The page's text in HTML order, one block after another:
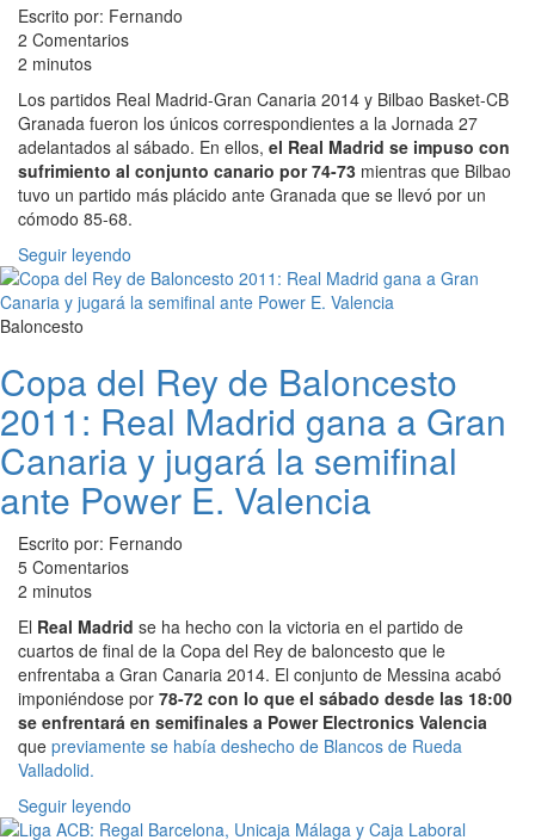
Escrito por: Fernando
2 Comentarios
2 minutos
Los partidos Real Madrid-Gran Canaria 2014 y Bilbao Basket-CB
Granada fueron los únicos correspondientes a la Jornada 27
adelantados al sábado. En ellos, el Real Madrid se impuso con
sufrimiento al conjunto canario por 74-73 mientras que Bilbao
tuvo un partido más plácido ante Granada que se llevó por un
cómodo 85-68.
Seguir leyendo
Baloncesto
Copa del Rey de Baloncesto
2011: Real Madrid gana a Gran
Canaria y jugará la semifinal
ante Power E. Valencia
Escrito por: Fernando
5 Comentarios
2 minutos
El Real Madrid se ha hecho con la victoria en el partido de
cuartos de final de la Copa del Rey de baloncesto que le
enfrentaba a Gran Canaria 2014. El conjunto de Messina acabó
imponiéndose por 78-72 con lo que el sábado desde las 18:00
se enfrentará en semifinales a Power Electronics Valencia
que previamente se había deshecho de Blancos de Rueda
Valladolid.
Seguir leyendo